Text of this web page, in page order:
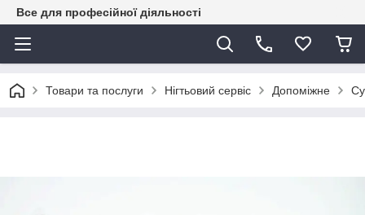
Все для професійної діяльності
Товари та послуги Нігтьовий сервіс Допоміжне